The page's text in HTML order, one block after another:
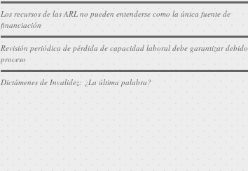
Los recursos de las ARL no pueden entenderse como la única fuente de
financiación
Revisión periódica de pérdida de capacidad laboral debe garantizar debido
proceso
Dictámenes de Invalidez: ¿La última palabra?